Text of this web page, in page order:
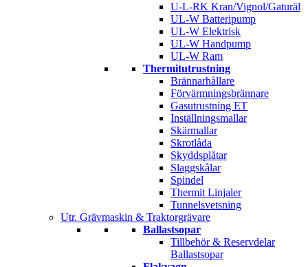
U-L-RK Kran/Vignol/Gaturäl
UL-W Batteripump
UL-W Elektrisk
UL-W Handpump
UL-W Ram
Thermitutrustning
Brännarhållare
Förvärmningsbrännare
Gasutrustning ET
Inställningsmallar
Skärmallar
Skrotlåda
Skyddsplåtar
Slaggskålar
Spindel
Thermit Linjaler
Tunnelsvetsning
Utr. Grävmaskin & Traktorgrävare
Ballastsopar
Tillbehör & Reservdelar
Ballastsopar